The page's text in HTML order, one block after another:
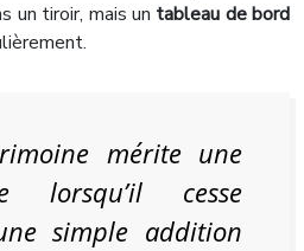
un tiroir, mais un tableau de bord
mérite une
lorsqu’il cesse
simple addition